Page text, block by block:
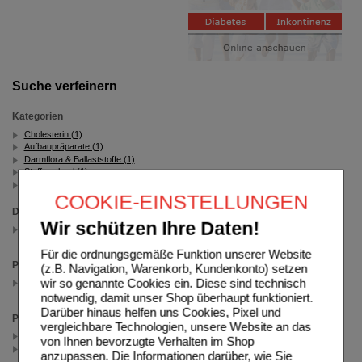
COOKIE-EINSTELLUNGEN
Wir schützen Ihre Daten!
Für die ordnungsgemäße Funktion unserer Website
(z.B. Navigation, Warenkorb, Kundenkonto) setzen
wir so genannte Cookies ein. Diese sind technisch
notwendig, damit unser Shop überhaupt funktioniert.
Darüber hinaus helfen uns Cookies, Pixel und
vergleichbare Technologien, unsere Website an das
von Ihnen bevorzugte Verhalten im Shop
anzupassen. Die Informationen darüber, wie Sie
Suche verfeinern
Kategorien
Cholesterin (1)
Aufbaupräparate (1)
Darmflora & Ballaststoffe (1)
Stoffwechsel (1)
Darreichungsform
Beutel
(auswahl entfernen)
Packungsgröße
30 St
(auswahl entfernen)
Preis
< 24.00 (1)
>= 24.00 (1)